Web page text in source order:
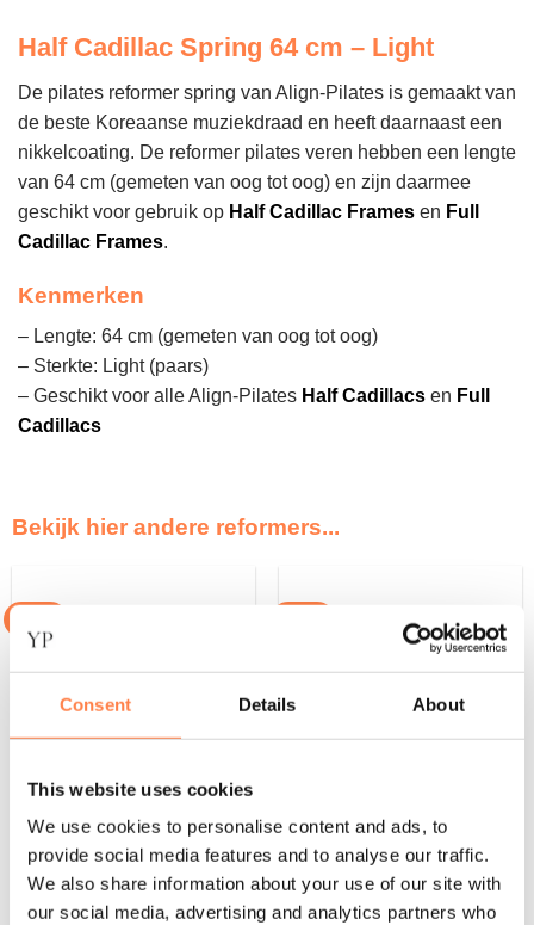
Consent Details About
This website uses cookies
We use cookies to personalise content and ads, to
provide social media features and to analyse our traffic.
We also share information about your use of our site with
our social media, advertising and analytics partners who
Half Cadillac Spring 64 cm – Light
De pilates reformer spring van Align-Pilates is gemaakt van
de beste Koreaanse muziekdraad en heeft daarnaast een
nikkelcoating. De reformer pilates veren hebben een lengte
van 64 cm (gemeten van oog tot oog) en zijn daarmee
geschikt voor gebruik op Half Cadillac Frames en Full
Cadillac Frames.
Kenmerken
– Lengte: 64 cm (gemeten van oog tot oog)
– Sterkte: Light (paars)
– Geschikt voor alle Align-Pilates Half Cadillacs en Full
Cadillacs
Bekijk hier andere reformers...